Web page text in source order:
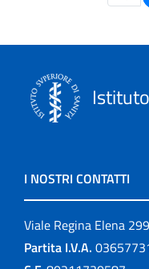
I NOSTRI CONTATTI
Viale Regina Elena
Partita I.V.A.